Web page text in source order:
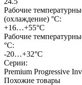
Рабочие
(охлаждение) °C:
+16…+55°С
Рабочие
°C:
-20…+32°С
Серии:
Premium Progressive
Похожие товары